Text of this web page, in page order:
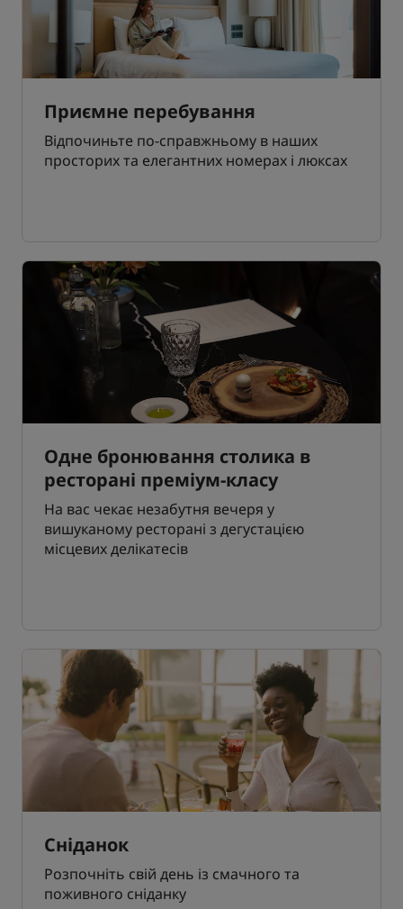
Приємне перебування
Відпочиньте по-справжньому в наших
просторих та елегантних номерах і люксах
Одне бронювання столика в
ресторані преміум-класу
На вас чекає незабутня вечеря у
вишуканому ресторані з дегустацією
місцевих делікатесів
Сніданок
Розпочніть свій день із смачного та
поживного сніданку